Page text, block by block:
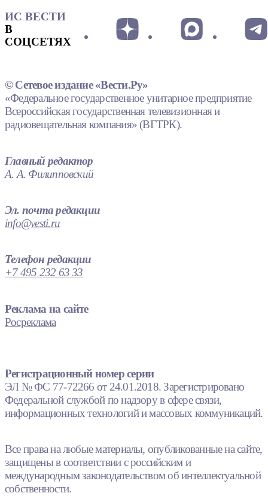
ИС ВЕСТИ
В
СОЦСЕТЯХ
© Сетевое издание «Вести.Ру»
«Федеральное государственное унитарное предприятие
Всероссийская государственная телевизионная и
радиовещательная компания» (ВГТРК).
Главный редактор
А. А. Филипповский
Эл. почта редакции
info@vesti.ru
Телефон редакции
+7 495 232 63 33
Реклама на сайте
Росреклама
Регистрационный номер серии
ЭЛ № ФС 77-72266 от 24.01.2018. Зарегистрировано
Федеральной службой по надзору в сфере связи,
информационных технологий и массовых коммуникаций.
Все права на любые материалы, опубликованные на сайте,
защищены в соответствии с российским и
международным законодательством об интеллектуальной
собственности.